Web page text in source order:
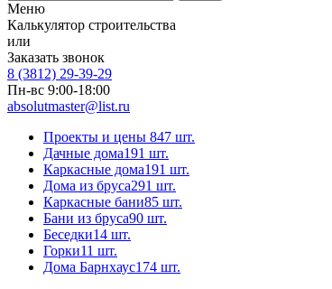
Меню
Калькулятор строительства
или
Заказать звонок
8 (3812) 29-39-29
Пн-вс 9:00-18:00
absolutmaster@list.ru
Проекты и цены 847 шт.
Дачные дома191 шт.
Каркасные дома191 шт.
Дома из бруса291 шт.
Каркасные бани85 шт.
Бани из бруса90 шт.
Беседки14 шт.
Горки11 шт.
Дома Барнхаус174 шт.